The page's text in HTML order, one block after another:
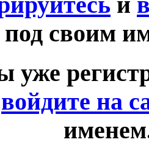
под своим
уже
войдите на